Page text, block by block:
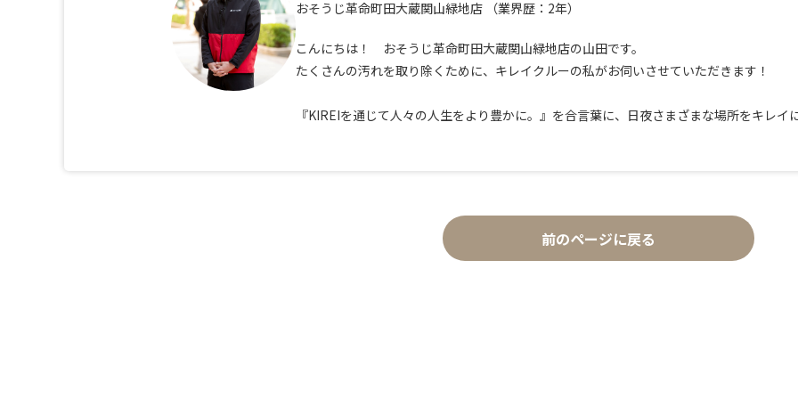
おそうじ革命町田大蔵関山緑地店 （業界歴：2年）
こんにちは！ おそうじ革命町田大蔵関山緑地店の山田です。
たくさんの汚れを取り除くために、キレイクルーの私がお伺いさせていただきます！
『KIREIを通じて人々の人生をより豊かに。』を合言葉に、日夜さまざまな場所をキレイ
前のページに戻る